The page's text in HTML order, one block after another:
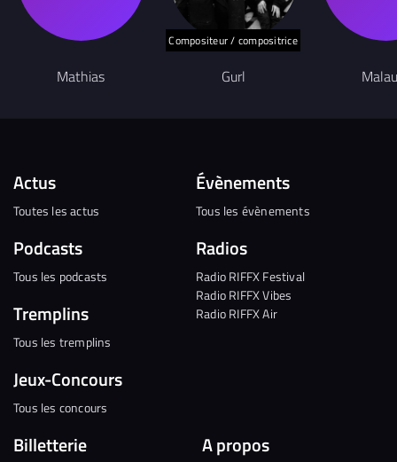
Mathias
Compositeur / compositrice
Gurl
Actus
Toutes les actus
Podcasts
Tous les podcasts
Tremplins
Tous les tremplins
Jeux-Concours
Tous les concours
Évènements
Tous les évènements
Radios
Radio RIFFX Festival
Radio RIFFX Vibes
Radio RIFFX Air
Billetterie A propos